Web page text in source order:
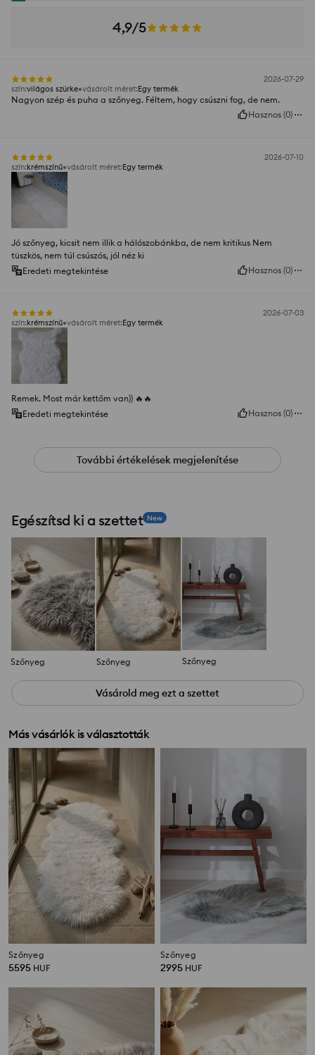
4,9/5
2026-07-29
szín:világos szürke vásárolt méret:Egy termék
Nagyon szép és puha a szőnyeg. Féltem, hogy csúszni fog, de nem.
Hasznos (0)
2026-07-10
szín:krémszínű vásárolt méret:Egy termék
Jó szőnyeg, kicsit nem illik a hálószobánkba, de nem kritikus Nem
tüszkös, nem túl csúszós, jól néz ki
Eredeti megtekintése
Hasznos (0)
2026-07-03
szín:krémszínű vásárolt méret:Egy termék
Remek. Most már kettőm van)) 🔥🔥
Eredeti megtekintése
Hasznos (0)
További értékelések megjelenítése
Egészítsd ki a szettet New
Szőnyeg Szőnyeg Szőnyeg
Vásárold meg ezt a szettet
Más vásárlók is választották
Szőnyeg
5595 HUF
Szőnyeg
2995 HUF